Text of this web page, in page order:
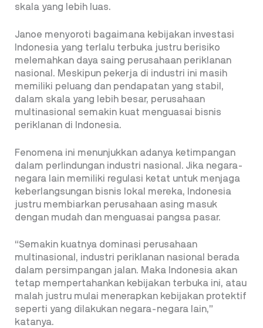
skala yang lebih luas.
Janoe menyoroti bagaimana kebijakan investasi
Indonesia yang terlalu terbuka justru berisiko
melemahkan daya saing perusahaan periklanan
nasional. Meskipun pekerja di industri ini masih
memiliki peluang dan pendapatan yang stabil,
dalam skala yang lebih besar, perusahaan
multinasional semakin kuat menguasai bisnis
periklanan di Indonesia.
Fenomena ini menunjukkan adanya ketimpangan
dalam perlindungan industri nasional. Jika negara-
negara lain memiliki regulasi ketat untuk menjaga
keberlangsungan bisnis lokal mereka, Indonesia
justru membiarkan perusahaan asing masuk
dengan mudah dan menguasai pangsa pasar.
“Semakin kuatnya dominasi perusahaan
multinasional, industri periklanan nasional berada
dalam persimpangan jalan. Maka Indonesia akan
tetap mempertahankan kebijakan terbuka ini, atau
malah justru mulai menerapkan kebijakan protektif
seperti yang dilakukan negara-negara lain,”
katanya.